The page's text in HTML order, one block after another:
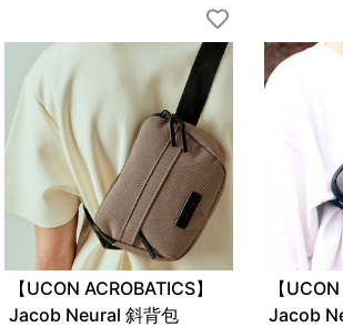
【UCON ACROBATICS】
Jacob Neural 斜背包
【
Jacob